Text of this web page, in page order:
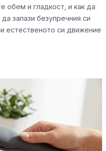
обем и гладкост, и как да
запази безупречния си
естественото си движение